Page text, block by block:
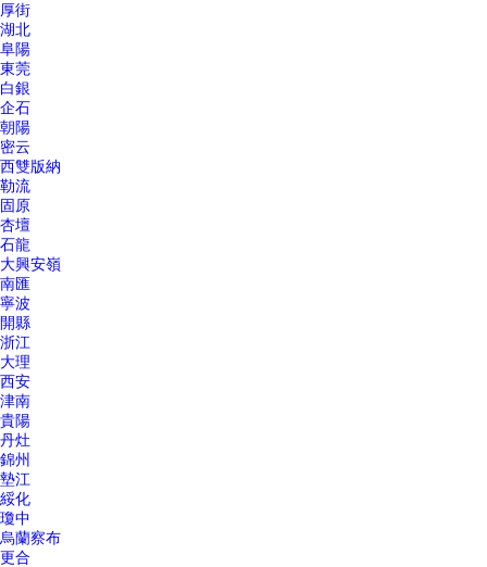
厚街
湖北
阜陽
東莞
白銀
企石
朝陽
密云
西雙版納
勒流
固原
杏壇
石龍
大興安嶺
南匯
寧波
開縣
浙江
大理
西安
津南
貴陽
丹灶
錦州
墊江
綏化
瓊中
烏蘭察布
更合